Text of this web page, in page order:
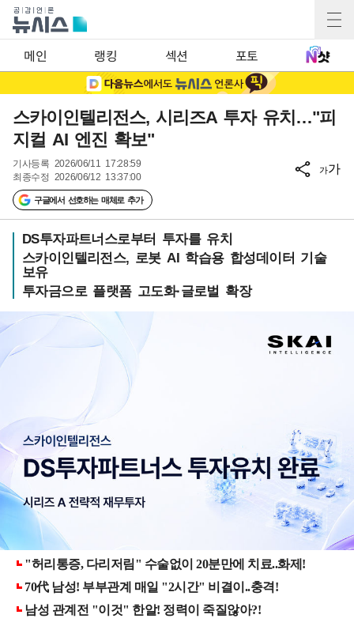
메인 랭킹 섹션 포토
스카이인텔리전스, 시리즈A 투자 유치…"피
지컬 AI 엔진 확보"
기사등록 2026/06/11 17:28:59
최종수정 2026/06/12 13:37:00
구글에서 선호하는 매체로 추가
가가
DS투자파트너스로부터 투자를 유치
스카이인텔리전스, 로봇 AI 학습용 합성데이터 기술
보유
투자금으로 플랫폼 고도화·글로벌 확장